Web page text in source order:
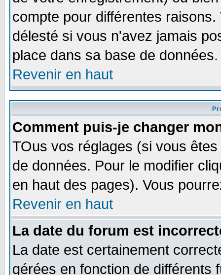
compte pour différentes
délesté si vous n'avez jamais
place dans sa base de
Revenir en haut
Comment puis-je changer
TOus vos réglages (si vous
de données. Pour le modifier
en haut des pages). Vous
Revenir en haut
La date du forum est
La date est certainement
gérées en fonction de différents